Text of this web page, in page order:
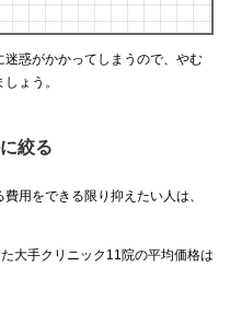
惑がかかってしまうので、やむ
ょう。
絞る
用をできる限り抑えたい人は、
大手クリニック11院の平均価格は